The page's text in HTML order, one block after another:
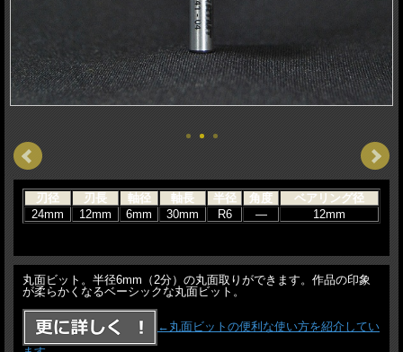
刃径 刃長 軸径 軸長 半径 角度
ベアリング径
24mm
12mm 6mm 30mm R6 ― 12mm
丸面ビット。半径6mm（2分）の丸面取りができます。作品の印象
が柔らかくなるベーシックな丸面ビット。
←丸面ビットの便利な使い方を紹介してい